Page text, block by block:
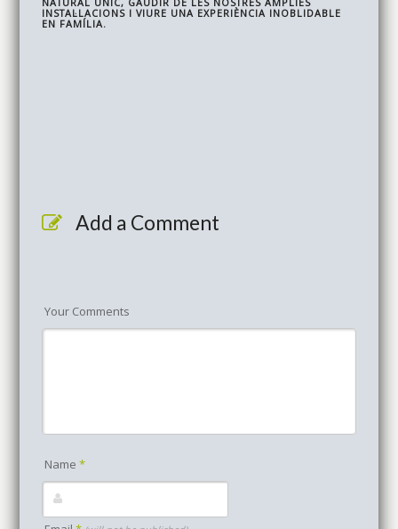
INSTAL·LACIONS I VIURE UNA EXPERIÈNCIA INOBLIDABLE
EN FAMÍLIA.
Add a Comment
Your Comments
Name *